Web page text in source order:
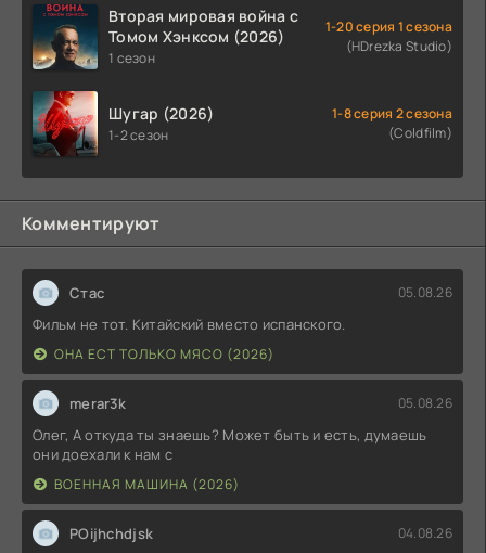
Вторая мировая война с
Томом Хэнксом (2026)
1 сезон
1-20 серия 1 сезона
(HDrezka Studio)
Шугар (2026)
1-2 сезон
1-8 серия 2 сезона
(Coldfilm)
Комментируют
Стас 05.08.26
Фильм не тот. Китайский вместо испанского.
ОНА ЕСТ ТОЛЬКО МЯСО (2026)
merar3k 05.08.26
Олег, А откуда ты знаешь? Может быть и есть, думаешь
они доехали к нам с
ВОЕННАЯ МАШИНА (2026)
POijhchdjsk 04.08.26